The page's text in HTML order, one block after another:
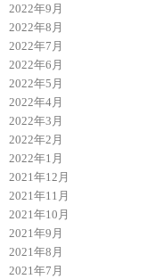
2022年9月
2022年8月
2022年7月
2022年6月
2022年5月
2022年4月
2022年3月
2022年2月
2022年1月
2021年12月
2021年11月
2021年10月
2021年9月
2021年8月
2021年7月